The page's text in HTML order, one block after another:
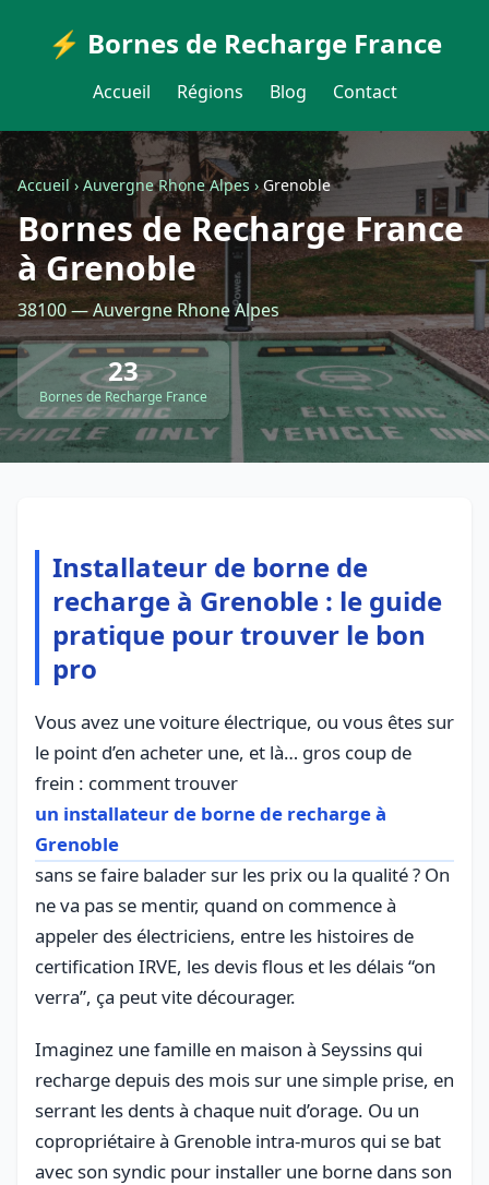
⚡ Bornes de Recharge France
Accueil Régions Blog Contact
Accueil›Auvergne Rhone Alpes›Grenoble
Bornes de Recharge France
à Grenoble
38100 — Auvergne Rhone Alpes
23
Bornes de Recharge France
Installateur de borne de
recharge à Grenoble : le guide
pratique pour trouver le bon
pro
Vous avez une voiture électrique, ou vous êtes sur
le point d’en acheter une, et là… gros coup de
frein : comment trouver
un installateur de borne de recharge à
Grenoble
sans se faire balader sur les prix ou la qualité ? On
ne va pas se mentir, quand on commence à
appeler des électriciens, entre les histoires de
certification IRVE, les devis flous et les délais “on
verra”, ça peut vite décourager.
Imaginez une famille en maison à Seyssins qui
recharge depuis des mois sur une simple prise, en
serrant les dents à chaque nuit d’orage. Ou un
copropriétaire à Grenoble intra-muros qui se bat
avec son syndic pour installer une borne dans son